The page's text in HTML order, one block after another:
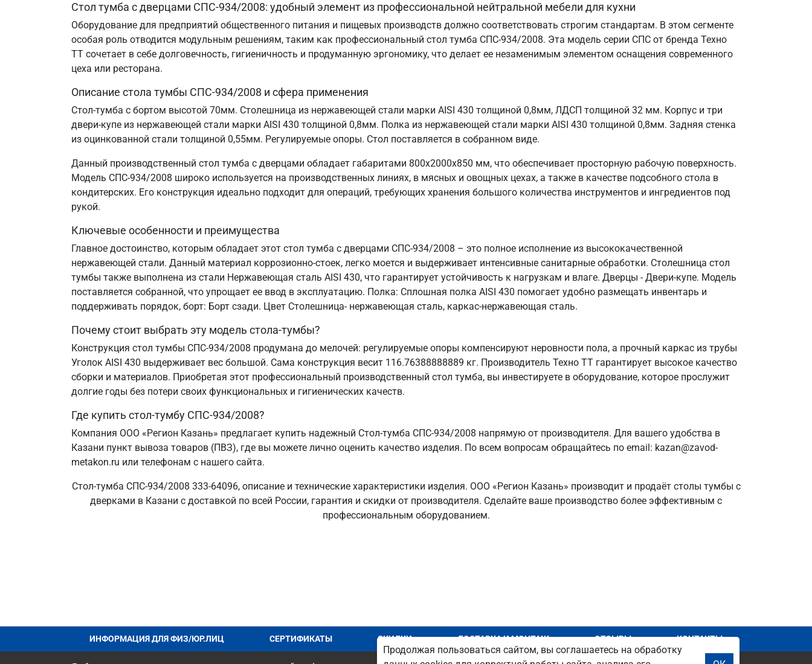
Стол тумба с дверцами СПС-934/2008: удобный элемент из профессиональной нейтральной мебели для кухни
Оборудование для предприятий общественного питания и пищевых производств должно соответствовать строгим стандартам. В этом сегменте
особая роль отводится модульным решениям, таким как профессиональный стол тумба СПС-934/2008. Эта модель серии СПС от бренда Техно
ТТ сочетает в себе долговечность, гигиеничность и продуманную эргономику, что делает ее незаменимым элементом оснащения современного
цеха или ресторана.
Описание стола тумбы СПС-934/2008 и сфера применения
Стол-тумба с бортом высотой 70мм. Столешница из нержавеющей стали марки AISI 430 толщиной 0,8мм, ЛДСП толщиной 32 мм. Корпус и три
двери-купе из нержавеющей стали марки AISI 430 толщиной 0,8мм. Полка из нержавеющей стали марки AISI 430 толщиной 0,8мм. Задняя стенка
из оцинкованной стали толщиной 0,55мм. Регулируемые опоры. Стол поставляется в собранном виде.
Данный производственный стол тумба с дверцами обладает габаритами 800х2000х850 мм, что обеспечивает просторную рабочую поверхность.
Модель СПС-934/2008 широко используется на производственных линиях, в мясных и овощных цехах, а также в качестве подсобного стола в
кондитерских. Его конструкция идеально подходит для операций, требующих хранения большого количества инструментов и ингредиентов под
рукой.
Ключевые особенности и преимущества
Главное достоинство, которым обладает этот стол тумба с дверцами СПС-934/2008 – это полное исполнение из высококачественной
нержавеющей стали. Данный материал коррозионно-стоек, легко моется и выдерживает интенсивные санитарные обработки. Столешница стол
тумбы также выполнена из стали Нержавеющая сталь AISI 430, что гарантирует устойчивость к нагрузкам и влаге. Дверцы - Двери-купе. Модель
поставляется собранной, что упрощает ее ввод в эксплуатацию. Полка: Сплошная полка AISI 430 помогает удобно размещать инвентарь и
поддерживать порядок, борт: Борт сзади. Цвет Столешница- нержавеющая сталь, каркас-нержавеющая сталь.
Почему стоит выбрать эту модель стола-тумбы?
Конструкция стол тумбы СПС-934/2008 продумана до мелочей: регулируемые опоры компенсируют неровности пола, а прочный каркас из трубы
Уголок AISI 430 выдерживает вес большой. Сама конструкция весит 116.76388888889 кг. Производитель Техно ТТ гарантирует высокое качество
сборки и материалов. Приобретая этот профессиональный производственный стол тумба, вы инвестируете в оборудование, которое прослужит
долгие годы без потери своих функциональных и гигиенических качеств.
Где купить стол-тумбу СПС-934/2008?
Компания ООО «Регион Казань» предлагает купить надежный Стол-тумба СПС-934/2008 напрямую от производителя. Для вашего удобства в
Казани пункт вывоза товаров (ПВЗ), где вы можете лично оценить качество изделия. По всем вопросам обращайтесь по email: kazan@zavod-
metakon.ru или телефонам с нашего сайта.
Стол-тумба СПС-934/2008 333-64096, описание и технические характеристики изделия. ООО «Регион Казань» производит и продаёт столы тумбы с
дверками в Казани с доставкой по всей России, гарантия и скидки от производителя. Сделайте ваше производство более эффективным с
профессиональным оборудованием.
ИНФОРМАЦИЯ ДЛЯ ФИЗ/ЮР.ЛИЦ СЕРТИФИКАТЫ СКИДКИ ДОСТАВКА И МОНТАЖ ОТЗЫВЫ КОНТАКТЫ
Продолжая пользоваться сайтом, вы соглашаетесь на обработку